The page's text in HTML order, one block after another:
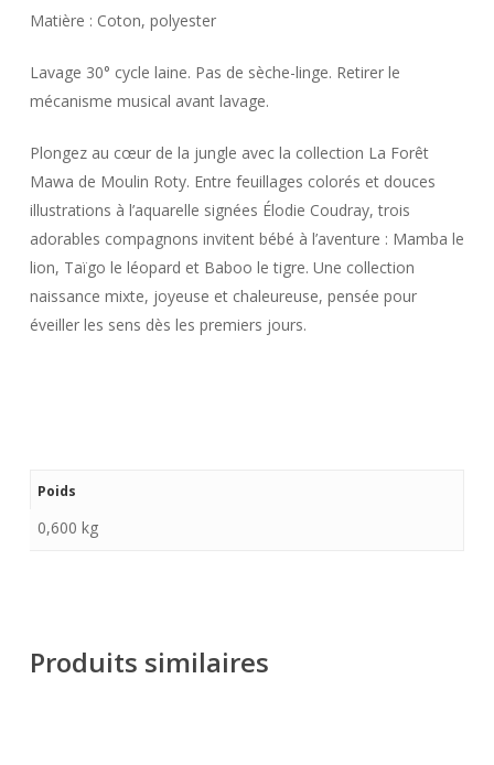
Matière : Coton, polyester
Lavage 30° cycle laine. Pas de sèche-linge. Retirer le
mécanisme musical avant lavage.
Plongez au cœur de la jungle avec la collection La Forêt
Mawa de Moulin Roty. Entre feuillages colorés et douces
illustrations à l’aquarelle signées Élodie Coudray, trois
adorables compagnons invitent bébé à l’aventure : Mamba le
lion, Taïgo le léopard et Baboo le tigre. Une collection
naissance mixte, joyeuse et chaleureuse, pensée pour
éveiller les sens dès les premiers jours.
Poids
0,600 kg
Produits similaires